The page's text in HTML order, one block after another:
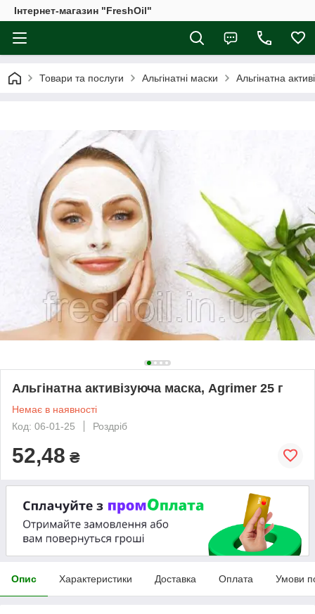
Інтернет-магазин "FreshOil"
Товари та послуги Альгінатні маски Альгінатна
Альгінатна активізуюча маска, Agrimer 25 г
Немає в наявності
Код: 06-01-25
Роздріб
52,48 ₴
Опис Характеристики Доставка Оплата Умови